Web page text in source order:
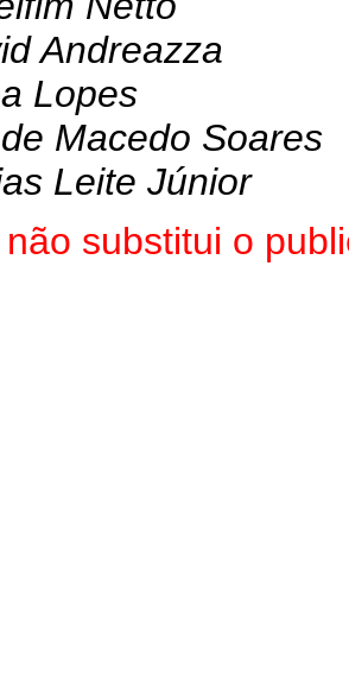
Andreazza
Lopes
Macedo Soares
Leite Júnior
substitui o